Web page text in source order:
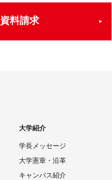
資料請求
大学紹介
学長メッセージ
大学憲章・沿革
キャンパス紹介